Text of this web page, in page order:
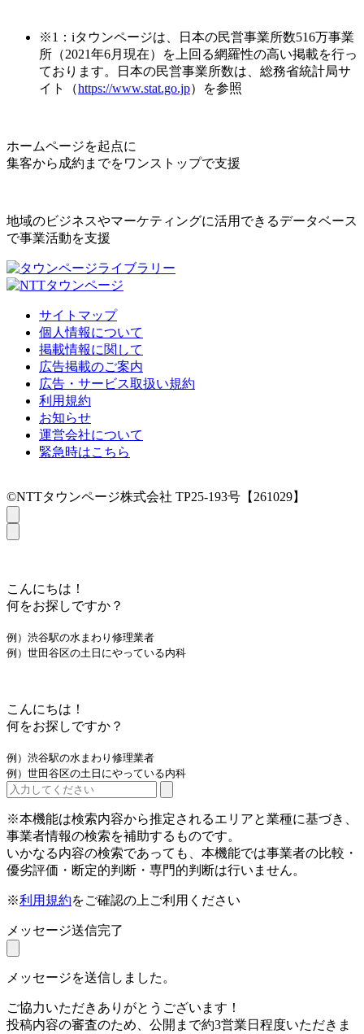
※1：iタウンページは、日本の民営事業所数516万事業
所（2021年6月現在）を上回る網羅性の高い掲載を行っ
ております。日本の民営事業所数は、総務省統計局サ
イト（https://www.stat.go.jp）を参照
ホームページを起点に
集客から成約までをワンストップで支援
地域のビジネスやマーケティングに活用できるデータベース
で事業活動を支援
サイトマップ
個人情報について
掲載情報に関して
広告掲載のご案内
広告・サービス取扱い規約
利用規約
お知らせ
運営会社について
緊急時はこちら
©NTTタウンページ株式会社 TP25-193号【261029】
こんにちは！
何をお探しですか？
例）渋谷駅の水まわり修理業者
例）世田谷区の土日にやっている内科
こんにちは！
何をお探しですか？
例）渋谷駅の水まわり修理業者
例）世田谷区の土日にやっている内科
※本機能は検索内容から推定されるエリアと業種に基づき、
事業者情報の検索を補助するものです。
いかなる内容の検索であっても、本機能では事業者の比較・
優劣評価・断定的判断・専門的判断は行いません。
※利用規約をご確認の上ご利用ください
メッセージ送信完了
メッセージを送信しました。
ご協力いただきありがとうございます！
投稿内容の審査のため、公開まで約3営業日程度いただきま